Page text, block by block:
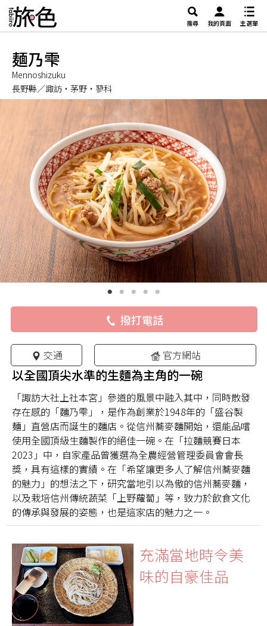
搜尋 我的頁面 主選單
麺乃雫
Mennoshizuku
長野縣／諏訪・茅野・蓼科
撥打電話
交通 官方網站
以全國頂尖水準的生麵為主角的一碗
「諏訪大社上社本宮」參道的風景中融入其中，同時散發
存在感的「麵乃雫」，是作為創業於1948年的「盛谷製
麺」直營店而誕生的麵店。從信州蕎麥麵開始，還能品嚐
使用全國頂級生麵製作的絕佳一碗。在「拉麵競賽日本
2023」中，自家產品曾獲選為全農經營管理委員會會長
獎，具有這樣的實績。在「希望讓更多人了解信州蕎麥麵
的魅力」的想法之下，研究當地引以為傲的信州蕎麥麵，
以及栽培信州傳統蔬菜「上野蘿蔔」等，致力於飲食文化
的傳承與發展的姿態，也是這家店的魅力之一。
充滿當地時令美
味的自豪佳品